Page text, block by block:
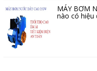
MÁY BƠM
nào có hiệu